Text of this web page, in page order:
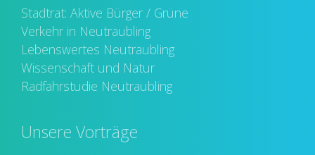
Stadtrat: Aktive Bürger / Grüne
Verkehr in Neutraubling
Lebenswertes Neutraubling
Wissenschaft und Natur
Radfahrstudie Neutraubling
Unsere Vorträge